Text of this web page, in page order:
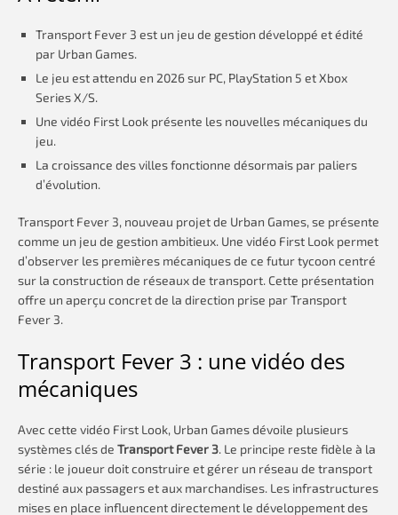
Transport Fever 3 est un jeu de gestion développé et édité
par Urban Games.
Le jeu est attendu en 2026 sur PC, PlayStation 5 et Xbox
Series X/S.
Une vidéo First Look présente les nouvelles mécaniques du
jeu.
La croissance des villes fonctionne désormais par paliers
d’évolution.
Transport Fever 3, nouveau projet de Urban Games, se présente
comme un jeu de gestion ambitieux. Une vidéo First Look permet
d’observer les premières mécaniques de ce futur tycoon centré
sur la construction de réseaux de transport. Cette présentation
offre un aperçu concret de la direction prise par Transport
Fever 3.
Transport Fever 3 : une vidéo des
mécaniques
Avec cette vidéo First Look, Urban Games dévoile plusieurs
systèmes clés de Transport Fever 3. Le principe reste fidèle à la
série : le joueur doit construire et gérer un réseau de transport
destiné aux passagers et aux marchandises. Les infrastructures
mises en place influencent directement le développement des